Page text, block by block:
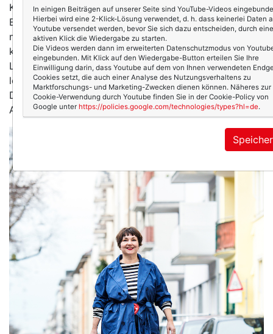
Kirchgang ausfällt und Pfarrer via youtube predigen.
Es sind seltsame Zeiten und ich bin dankbar, dass
meine Familie gesund und munter ist. Dass wir noch
keinen Lagerkoller haben. Dass ich kein bisschen zur
Langeweile neige und deshalb auch kein Netflix
leergucken muss (uuuups. Isch abe gar kein Netflix!).
Dass die Sonne scheint, der Frühling kommt und unser
Apfelbaum erste Knospen zeigt.
In einigen Beiträgen auf unserer Seite sind YouTube-Videos
Hierbei wird eine 2-Klick-Lösung verwendet, d. h. dass keinerlei Daten
Youtube versendet werden, bevor Sie sich dazu entscheiden, durch
aktiven Klick die Wiedergabe zu starten.
Die Videos werden dann im erweiterten Datenschutzmodus von
eingebunden. Mit Klick auf den Wiedergabe-Button erteilen Sie Ihre
Einwilligung darin, dass Youtube auf dem von Ihnen verwendeten
Cookies setzt, die auch einer Analyse des Nutzungsverhaltens zu
Marktforschungs- und Marketing-Zwecken dienen können. Näheres zur
Cookie-Verwendung durch Youtube finden Sie in der Cookie-Policy von
Google unter https://policies.google.com/technologies/types?hl=de.